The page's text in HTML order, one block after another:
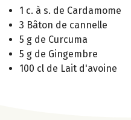
1 c. à s. de Cardamome
3 Bâton de cannelle
5 g de Curcuma
5 g de Gingembre
100 cl de Lait d'avoine